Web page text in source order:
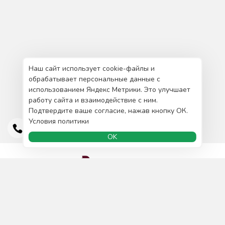
Наш сайт использует cookie-файлы и
обрабатывает персональные данные с
использованием Яндекс Метрики. Это улучшает
работу сайта и взаимодействие с ним.
Подтвердите ваше согласие, нажав кнопку ОК.
Условия политики
OK